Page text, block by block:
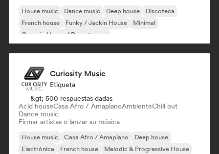
House music Dance music Deep house
Discoteca
French house
Funky / Jackin House
Minimal
Organic House / Downtempo
Curiosity Music
Etiqueta
&gt; 500 respuestas dadas
Acid houseCasa Afro / AmapianoAmbienteChill out
Dance music
Firmar artistas o lanzar su música
House music Casa Afro / Amapiano
Deep house
Electrónica
French house
Melodic & Progressive House